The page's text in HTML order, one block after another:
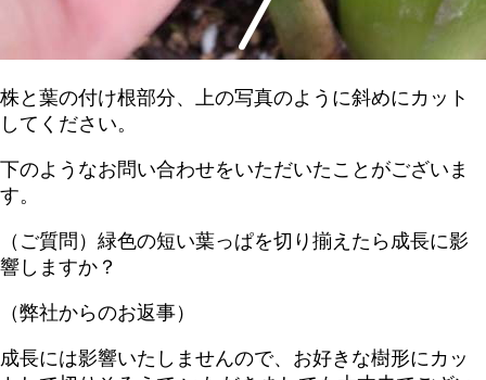
株と葉の付け根部分、上の写真のように斜めにカット
してください。
下のようなお問い合わせをいただいたことがございま
す。
（ご質問）緑色の短い葉っぱを切り揃えたら成長に影
響しますか？
（弊社からのお返事）
成長には影響いたしませんので、お好きな樹形にカッ